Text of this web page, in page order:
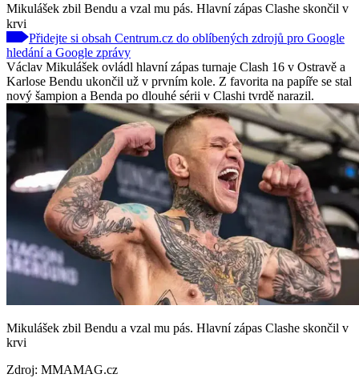
Mikulášek zbil Bendu a vzal mu pás. Hlavní zápas Clashe skončil v
krvi
Přidejte si obsah Centrum.cz do oblíbených zdrojů pro Google
hledání a Google zprávy
Václav Mikulášek ovládl hlavní zápas turnaje Clash 16 v Ostravě a
Karlose Bendu ukončil už v prvním kole. Z favorita na papíře se stal
nový šampion a Benda po dlouhé sérii v Clashi tvrdě narazil.
Mikulášek zbil Bendu a vzal mu pás. Hlavní zápas Clashe skončil v
krvi
Zdroj: MMAMAG.cz